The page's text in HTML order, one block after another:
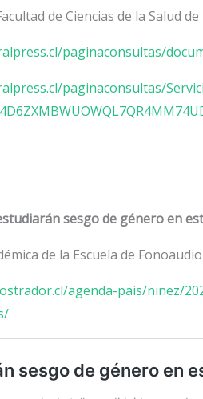
de Ciencias de la Salud
paginaconsultas/
paginaconsultas/
sesgo de género en
de la Escuela de
agenda-pais/ninez/